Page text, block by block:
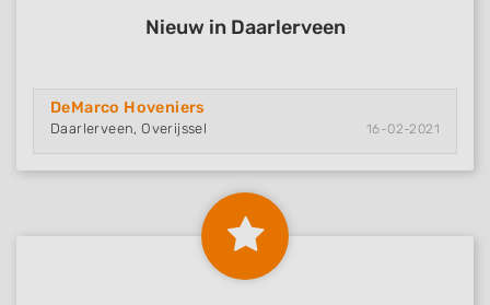
Nieuw in Daarlerveen
DeMarco Hoveniers
Daarlerveen, Overijssel 16-02-2021